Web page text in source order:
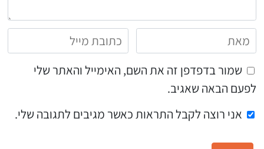
שמור בדפדפן זה את השם, האימייל והאתר שלי
לפעם הבאה שאגיב.
אני רוצה לקבל התראות כאשר מגיבים לתגובה שלי.